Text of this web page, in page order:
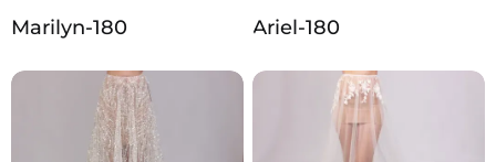
Marilyn-180 Ariel-180